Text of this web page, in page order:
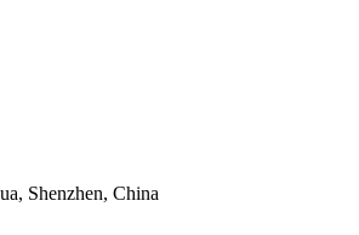
Shenzhen, China